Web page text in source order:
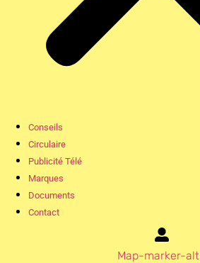
Conseils
Circulaire
Publicité Télé
Marques
Documents
Contact
Map-marker-alt